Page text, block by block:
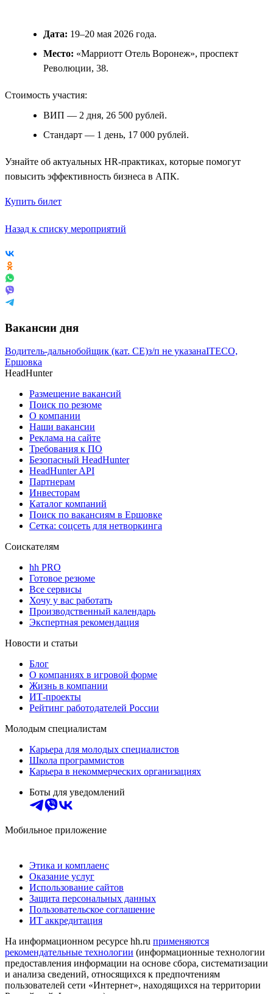
Дата: 19–20 мая 2026 года.
Место: «Марриотт Отель Воронеж», проспект
Революции, 38.
Стоимость участия:
ВИП — 2 дня, 26 500 рублей.
Стандарт — 1 день, 17 000 рублей.
Узнайте об актуальных HR-практиках, которые помогут
повысить эффективность бизнеса в АПК.
Купить билет
Назад к списку мероприятий
Вакансии дня
Водитель-дальнобойщик (кат. CE)з/п не указанаITECO,
Ершовка
HeadHunter
Размещение вакансий
Поиск по резюме
О компании
Наши вакансии
Реклама на сайте
Требования к ПО
Безопасный HeadHunter
HeadHunter API
Партнерам
Инвесторам
Каталог компаний
Поиск по вакансиям в Ершовке
Сетка: соцсеть для нетворкинга
Соискателям
hh PRO
Готовое резюме
Все сервисы
Хочу у вас работать
Производственный календарь
Экспертная рекомендация
Новости и статьи
Блог
О компаниях в игровой форме
Жизнь в компании
ИТ-проекты
Рейтинг работодателей России
Молодым специалистам
Карьера для молодых специалистов
Школа программистов
Карьера в некоммерческих организациях
Боты для уведомлений
Мобильное приложение
Этика и комплаенс
Оказание услуг
Использование сайтов
Защита персональных данных
Пользовательское соглашение
ИТ аккредитация
На информационном ресурсе hh.ru применяются
рекомендательные технологии (информационные технологии
предоставления информации на основе сбора, систематизации
и анализа сведений, относящихся к предпочтениям
пользователей сети «Интернет», находящихся на территории